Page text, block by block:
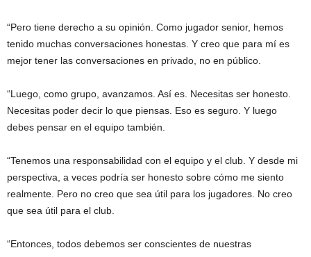
“Pero tiene derecho a su opinión. Como jugador senior, hemos
tenido muchas conversaciones honestas. Y creo que para mí es
mejor tener las conversaciones en privado, no en público.
“Luego, como grupo, avanzamos. Así es. Necesitas ser honesto.
Necesitas poder decir lo que piensas. Eso es seguro. Y luego
debes pensar en el equipo también.
“Tenemos una responsabilidad con el equipo y el club. Y desde mi
perspectiva, a veces podría ser honesto sobre cómo me siento
realmente. Pero no creo que sea útil para los jugadores. No creo
que sea útil para el club.
“Entonces, todos debemos ser conscientes de nuestras